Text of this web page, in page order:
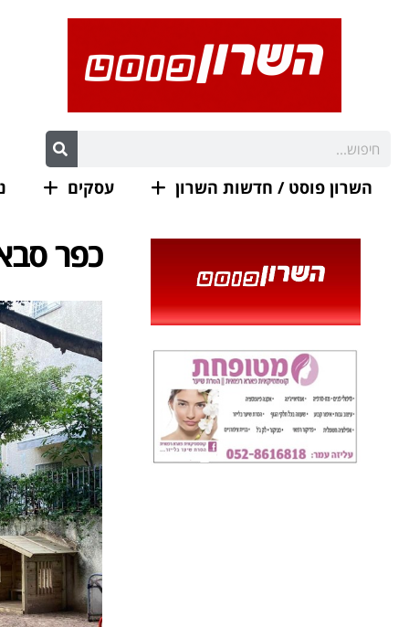
השרון פוסט / חדשות השרון עסקים
כפר